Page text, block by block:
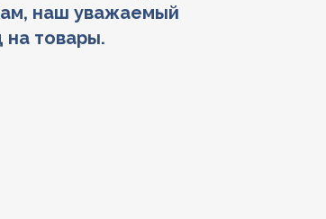
наш уважаемый
на товары.